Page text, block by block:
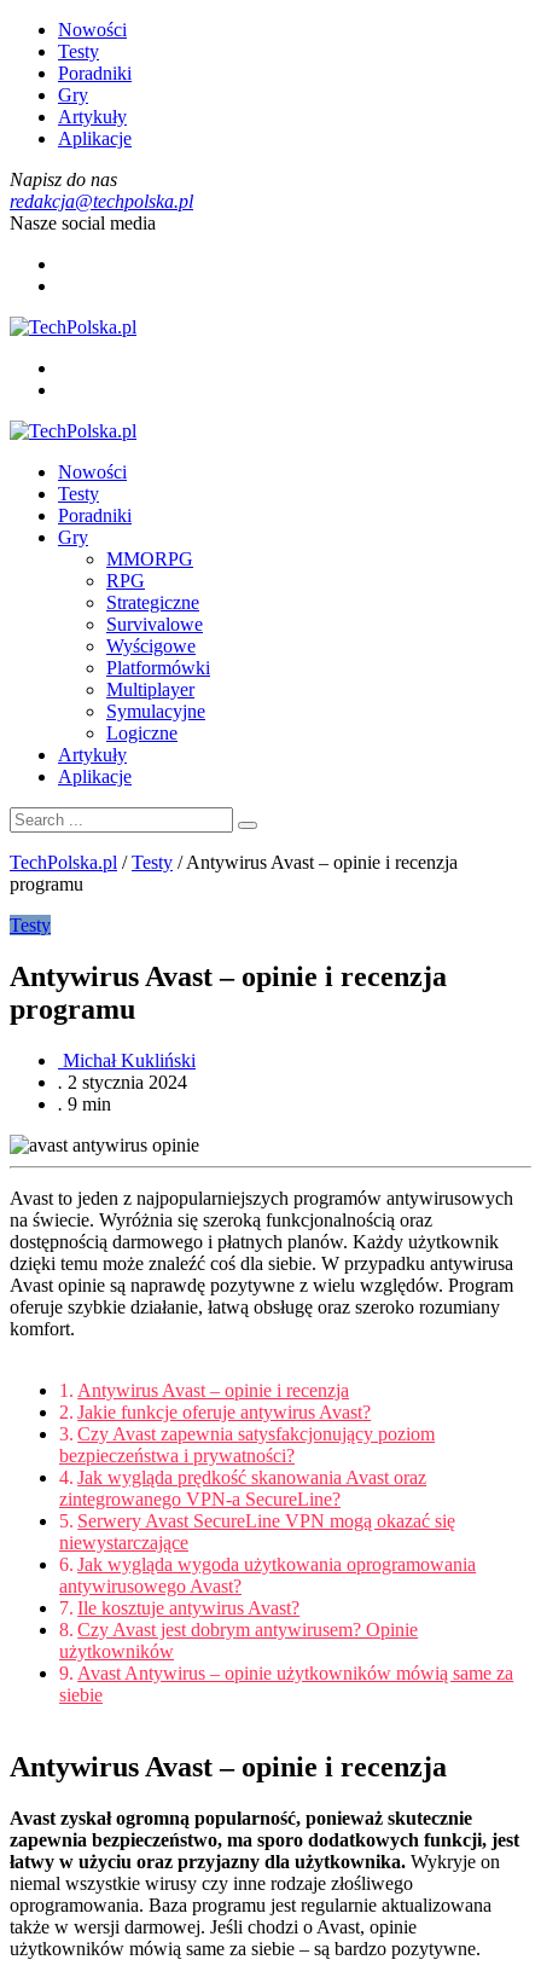
Nowości
Testy
Poradniki
Gry
Artykuły
Aplikacje
Napisz do nas
redakcja@techpolska.pl
Nasze social media
Nowości
Testy
Poradniki
Gry
MMORPG
RPG
Strategiczne
Survivalowe
Wyścigowe
Platformówki
Multiplayer
Symulacyjne
Logiczne
Artykuły
Aplikacje
TechPolska.pl /Testy /Antywirus Avast – opinie i recenzja
programu
Testy
Antywirus Avast – opinie i recenzja
programu
Michał Kukliński
. 2 stycznia 2024
. 9 min
Avast to jeden z najpopularniejszych programów antywirusowych
na świecie. Wyróżnia się szeroką funkcjonalnością oraz
dostępnością darmowego i płatnych planów. Każdy użytkownik
dzięki temu może znaleźć coś dla siebie. W przypadku antywirusa
Avast opinie są naprawdę pozytywne z wielu względów. Program
oferuje szybkie działanie, łatwą obsługę oraz szeroko rozumiany
komfort.
Antywirus Avast – opinie i recenzja
Jakie funkcje oferuje antywirus Avast?
Czy Avast zapewnia satysfakcjonujący poziom
bezpieczeństwa i prywatności?
Jak wygląda prędkość skanowania Avast oraz
zintegrowanego VPN-a SecureLine?
Serwery Avast SecureLine VPN mogą okazać się
niewystarczające
Jak wygląda wygoda użytkowania oprogramowania
antywirusowego Avast?
Ile kosztuje antywirus Avast?
Czy Avast jest dobrym antywirusem? Opinie
użytkowników
Avast Antywirus – opinie użytkowników mówią same za
siebie
Antywirus Avast – opinie i recenzja
Avast zyskał ogromną popularność, ponieważ skutecznie
zapewnia bezpieczeństwo, ma sporo dodatkowych funkcji, jest
łatwy w użyciu oraz przyjazny dla użytkownika. Wykryje on
niemal wszystkie wirusy czy inne rodzaje złośliwego
oprogramowania. Baza programu jest regularnie aktualizowana
także w wersji darmowej. Jeśli chodzi o Avast, opinie
użytkowników mówią same za siebie – są bardzo pozytywne.